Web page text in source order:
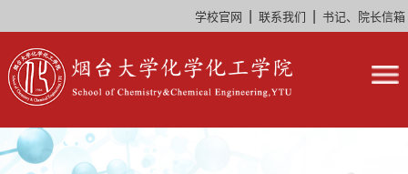
学校官网 联系我们 书记、院长信箱